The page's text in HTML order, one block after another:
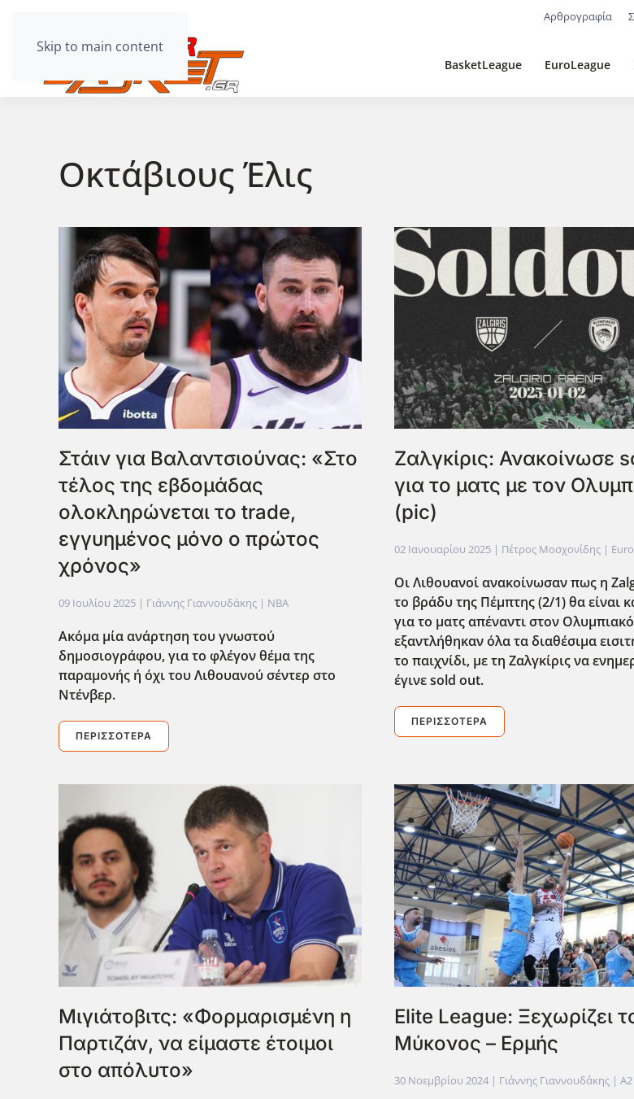
Skip to main content
Αρθρογραφία
BasketLeague EuroLeague
Οκτάβιους Έλις
Στάιν για Βαλαντσιούνας: «Στο
τέλος της εβδομάδας
ολοκληρώνεται το trade,
εγγυημένος μόνο ο πρώτος
χρόνος»
09 Ιουλίου 2025 | Γιάννης Γιαννουδάκης | NBA
Ακόμα μία ανάρτηση του γνωστού
δημοσιογράφου, για το φλέγον θέμα της
παραμονής ή όχι του Λιθουανού σέντερ στο
Ντένβερ.
ΠΕΡΙΣΣΌΤΕΡΑ
Ζαλγκίρις: Ανακοίνωσε
για το ματς με τον
(pic)
02 Ιανουαρίου 2025 | Πέτρος Μοσχονίδης |
Οι Λιθουανοί ανακοίνωσαν πως η
το βράδυ της Πέμπτης (2/1) θα είναι
για το ματς απέναντι στον
εξαντλήθηκαν όλα τα διαθ΄εσιμα
το παιχνίδι, με τη Ζαλγκίρις να
έγινε sold out.
ΠΕΡΙΣΣΌΤΕΡΑ
Μιγιάτοβιτς: «Φορμαρισμένη η
Παρτιζάν, να είμαστε έτοιμοι
στο απόλυτο»
Elite League: Ξεχωρίζει
Μύκονος – Ερμής
30 Νοεμβρίου 2024 | Γιάννης Γιαννουδάκης |A2